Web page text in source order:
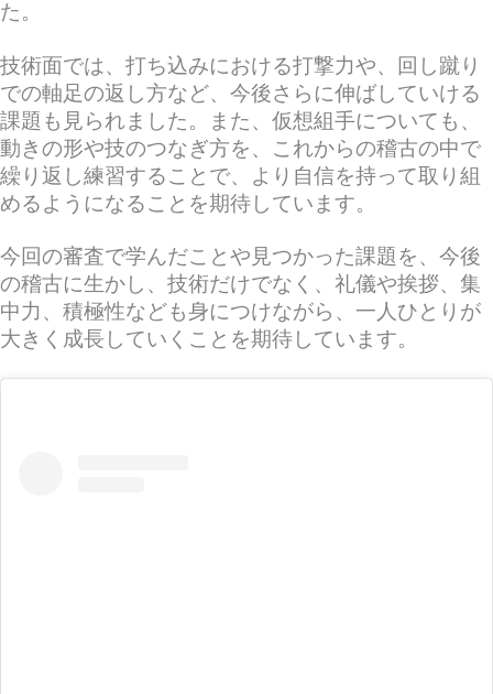
た。
技術面では、打ち込みにおける打撃力や、回し蹴り
での軸足の返し方など、今後さらに伸ばしていける
課題も見られました。また、仮想組手についても、
動きの形や技のつなぎ方を、これからの稽古の中で
繰り返し練習することで、より自信を持って取り組
めるようになることを期待しています。
今回の審査で学んだことや見つかった課題を、今後
の稽古に生かし、技術だけでなく、礼儀や挨拶、集
中力、積極性なども身につけながら、一人ひとりが
大きく成長していくことを期待しています。